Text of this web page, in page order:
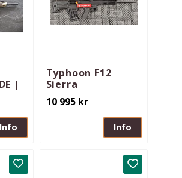
|
Info
Typhoon F12
Sierra
10 995kr
Info
Lägg till i favoriter Lägg till i